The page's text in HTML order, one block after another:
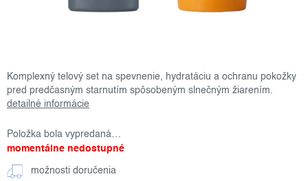
Komplexný telový set na spevnenie, hydratáciu a ochranu pokožky
pred predčasným starnutím spôsobeným slnečným žiarením.
detailné informácie
Položka bola vypredaná…
momentálne nedostupné
možnosti doručenia